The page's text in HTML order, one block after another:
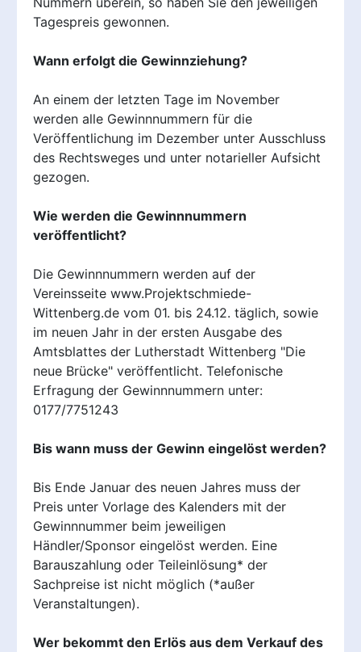
Tagespreis gewonnen.
Wann erfolgt die Gewinnziehung?
An einem der letzten Tage im November
werden alle Gewinnnummern für die
Veröffentlichung im Dezember unter Ausschluss
des Rechtsweges und unter notarieller Aufsicht
gezogen.
Wie werden die Gewinnnummern
veröffentlicht?
Die Gewinnnummern werden auf der
Vereinsseite www.Projektschmiede-
Wittenberg.de vom 01. bis 24.12. täglich, sowie
im neuen Jahr in der ersten Ausgabe des
Amtsblattes der Lutherstadt Wittenberg "Die
neue Brücke" veröffentlicht. Telefonische
Erfragung der Gewinnnummern unter:
0177/7751243
Bis wann muss der Gewinn eingelöst werden?
Bis Ende Januar des neuen Jahres muss der
Preis unter Vorlage des Kalenders mit der
Gewinnnummer beim jeweiligen
Händler/Sponsor eingelöst werden. Eine
Barauszahlung oder Teileinlösung* der
Sachpreise ist nicht möglich (*außer
Veranstaltungen).
Wer bekommt den Erlös aus dem Verkauf des